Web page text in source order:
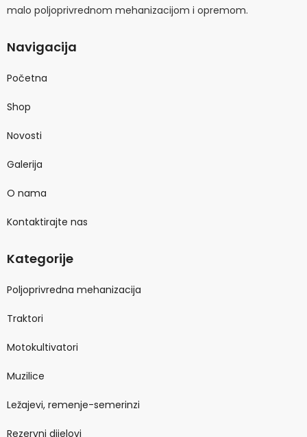
malo poljoprivrednom mehanizacijom i opremom.
Navigacija
Početna
Shop
Novosti
Galerija
O nama
Kontaktirajte nas
Kategorije
Poljoprivredna mehanizacija
Traktori
Motokultivatori
Muzilice
Ležajevi, remenje-semerinzi
Rezervni dijelovi